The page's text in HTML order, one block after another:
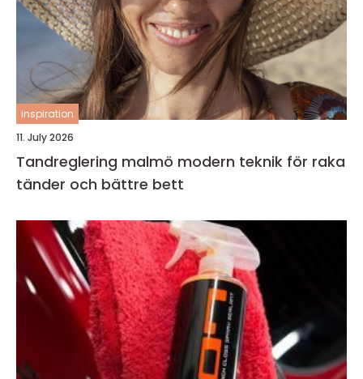
inspiration
11. July 2026
Tandreglering malmö modern teknik för raka
tänder och bättre bett